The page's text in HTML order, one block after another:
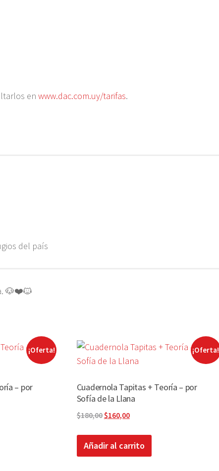
en www.dac.com.uy/tarifas.
del país
🐶❤️🐱
¡Oferta!
– por
¡Oferta!
Cuadernola Tapitas + Teoría – por
Sofía de la Llana
$180,00 El
original
era:
$160,00El
actual
es:
Añadir al carrito